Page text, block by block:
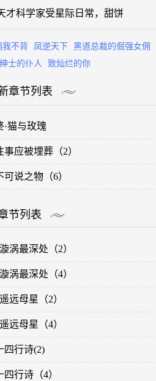
才科学家受星际日常，甜饼
我不背 凤逆天下 黑道总裁的倔强女佣
绅士的仆人 致灿烂的你
章节列表
·猫与玫瑰
事应被埋葬（2）
可说之物（6）
节列表
涡最深处（2）
涡最深处（4）
远母星（2）
远母星（4）
四行诗(2)
四行诗（4）